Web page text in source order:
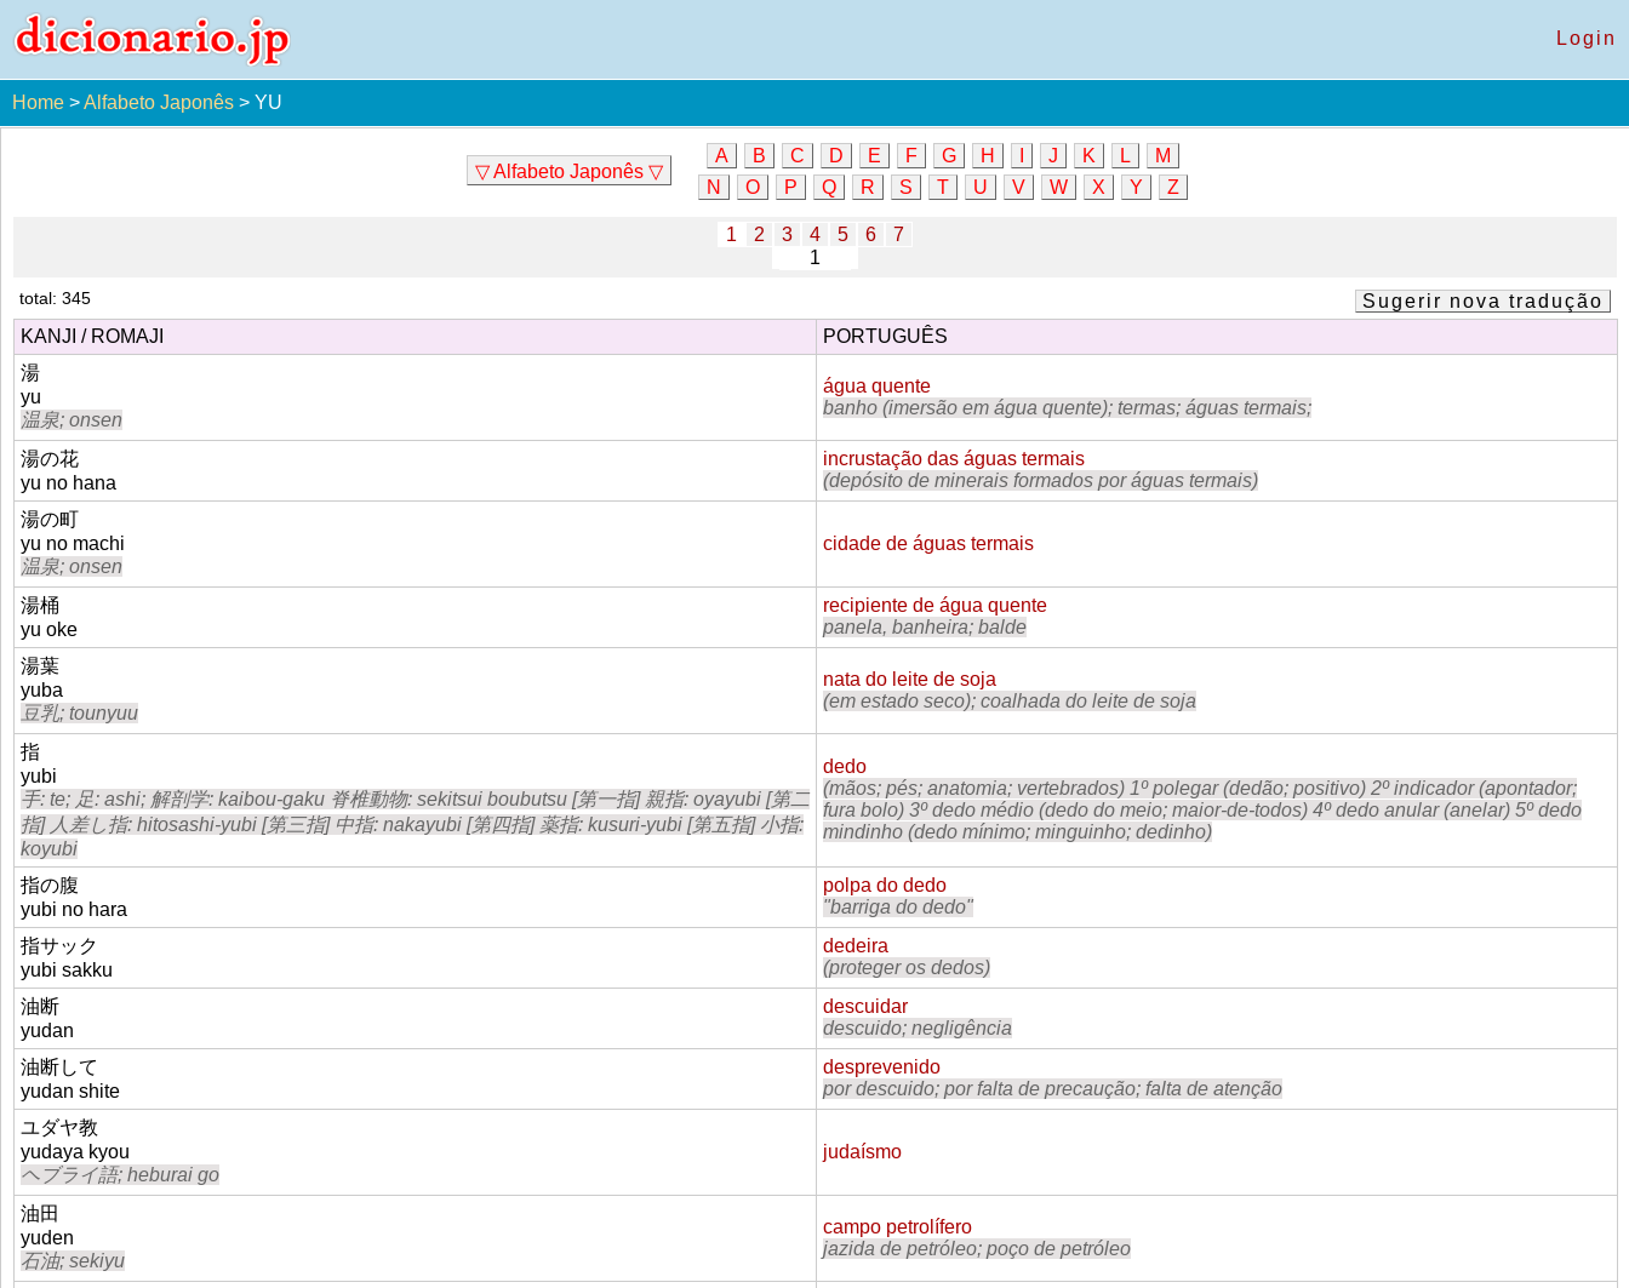
Login
Home >Alfabeto Japonês > YU
▽ Alfabeto Japonês ▽
A B C D E F G H J K L
M
N
O P Q R S T U V W X Y Z
1 2 3 4 5 6 7
total: 345
Sugerir nova tradução
KANJI / ROMAJI
PORTUGUÊS
湯
yu
温泉; onsen
água quente
banho (imersão em água quente); termas; águas termais;
湯の花
yu no hana
incrustação das águas termais
(depósito de minerais formados por águas termais)
湯の町
yu no machi
温泉; onsen
cidade de águas termais
湯桶
yu oke
recipiente de água quente
panela, banheira; balde
湯葉
yuba
豆乳; tounyuu
nata do leite de soja
(em estado seco); coalhada do leite de soja
指
yubi
手: te; 足: ashi; 解剖学: kaibou-gaku 脊椎動物: sekitsui boubutsu [第一指] 親指: oyayubi [第二
指] 人差し指: hitosashi-yubi [第三指] 中指: nakayubi [第四指] 薬指: kusuri-yubi [第五指] 小指:
koyubi
dedo
(mãos; pés; anatomia; vertebrados) 1º polegar (dedão; positivo) 2º indicador (apontador;
fura bolo) 3º dedo médio (dedo do meio; maior-de-todos) 4º dedo anular (anelar) 5º dedo
mindinho (dedo mínimo; minguinho; dedinho)
指の腹
yubi no hara
polpa do dedo
"barriga do dedo"
指サック
yubi sakku
dedeira
(proteger os dedos)
油断
yudan
descuidar
descuido; negligência
油断して
yudan shite
desprevenido
por descuido; por falta de precaução; falta de atenção
ユダヤ教
yudaya kyou
ヘブライ語; heburai go
judaísmo
油田
yuden
石油; sekiyu
campo petrolífero
jazida de petróleo; poço de petróleo